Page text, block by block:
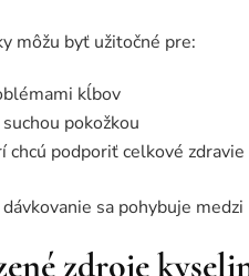
môžu byť užitočné pre:
kĺbov
pokožkou
chcú podporiť celkové
dávkovanie sa pohybuje
zdroje